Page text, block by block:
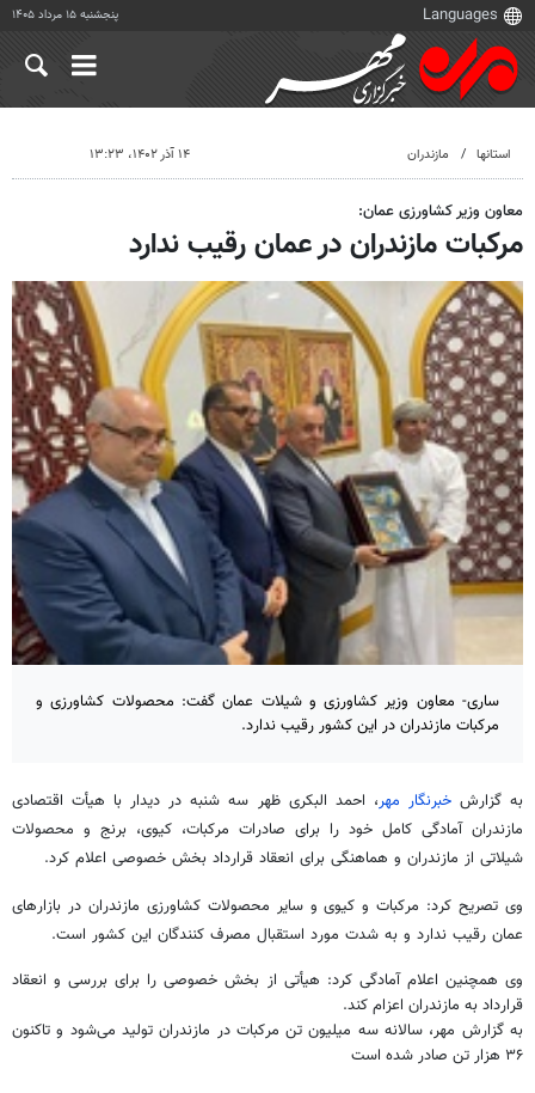
پنجشنبه ۱۵ مرداد ۱۴۰۵
استانها مازندران ۱۴ آذر ۱۴۰۲، ۱۳:۲۳
معاون وزیر کشاورزی عمان:
مرکبات مازندران در عمان رقیب ندارد
ساری- معاون وزیر کشاورزی و شیلات عمان گفت: محصولات کشاورزی و
مرکبات مازندران در این کشور رقیب ندارد.
به گزارش خبرنگار مهر، احمد البکری ظهر سه شنبه در دیدار با هیأت اقتصادی
مازندران آمادگی کامل خود را برای صادرات مرکبات، کیوی، برنج و محصولات
شیلاتی از مازندران و هماهنگی برای انعقاد قرارداد بخش خصوصی اعلام کرد.
وی تصریح کرد: مرکبات و کیوی و سایر محصولات کشاورزی مازندران در بازارهای
عمان رقیب ندارد و به شدت مورد استقبال مصرف کنندگان این کشور است.
وی همچنین اعلام آمادگی کرد: هیأتی از بخش خصوصی را برای بررسی و انعقاد
قرارداد به مازندران اعزام کند.
به گزارش مهر، سالانه سه میلیون تن مرکبات در مازندران تولید می‌شود و تاکنون
۳۶ هزار تن صادر شده است‌